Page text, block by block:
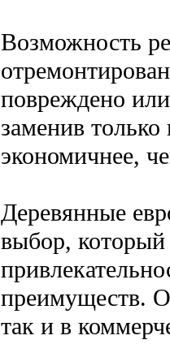
Возможность
повреждено
заменив
экономичнее,
Деревянные
выбор, который
преимуществ.
так и в